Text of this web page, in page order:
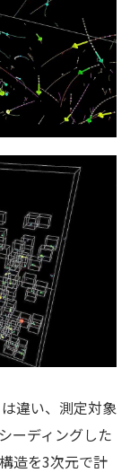
違い、測定対象
ーディングした
造を3次元で計